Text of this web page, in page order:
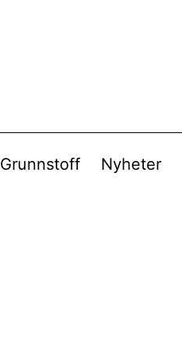
Grunnstoff Nyheter